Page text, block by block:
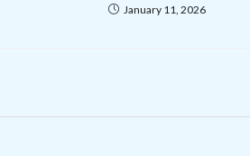
January 11, 2026